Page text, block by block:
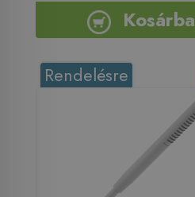
Kosárba
Rendelésre